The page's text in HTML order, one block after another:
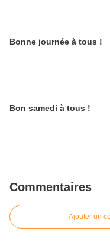
Bonne journée à tous !
Bon samedi à tous !
Commentaires
Ajouter un